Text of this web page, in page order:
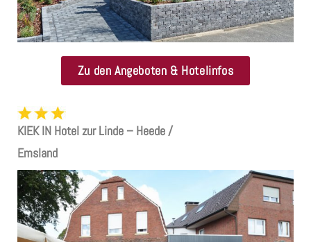
Zu den Angeboten & Hotelinfos
KIEK IN Hotel zur Linde – Heede /
Emsland